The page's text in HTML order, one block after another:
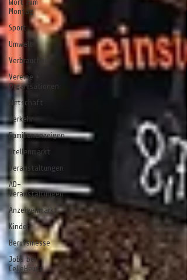
Wort zum
Montag
Sport
Umwelt
Verbraucher
Vereine +
Organisationen
Wirtschaft
Verkehr
Familienanzeigen
Stellenmarkt
Veranstaltungen
AD-
Veranstaltungen
Anzeigenmarkt
Kinder
Berufsmesse
Jobs bei
CelleHeute